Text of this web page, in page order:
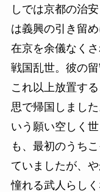
しでは京都の治
は義興の引き留
在京を余儀なく
戦国乱世。彼の
これ以上放置す
思で帰国しまし
いう願い空しく
も、最初のうち
ていましたが、
憧れる武人らし